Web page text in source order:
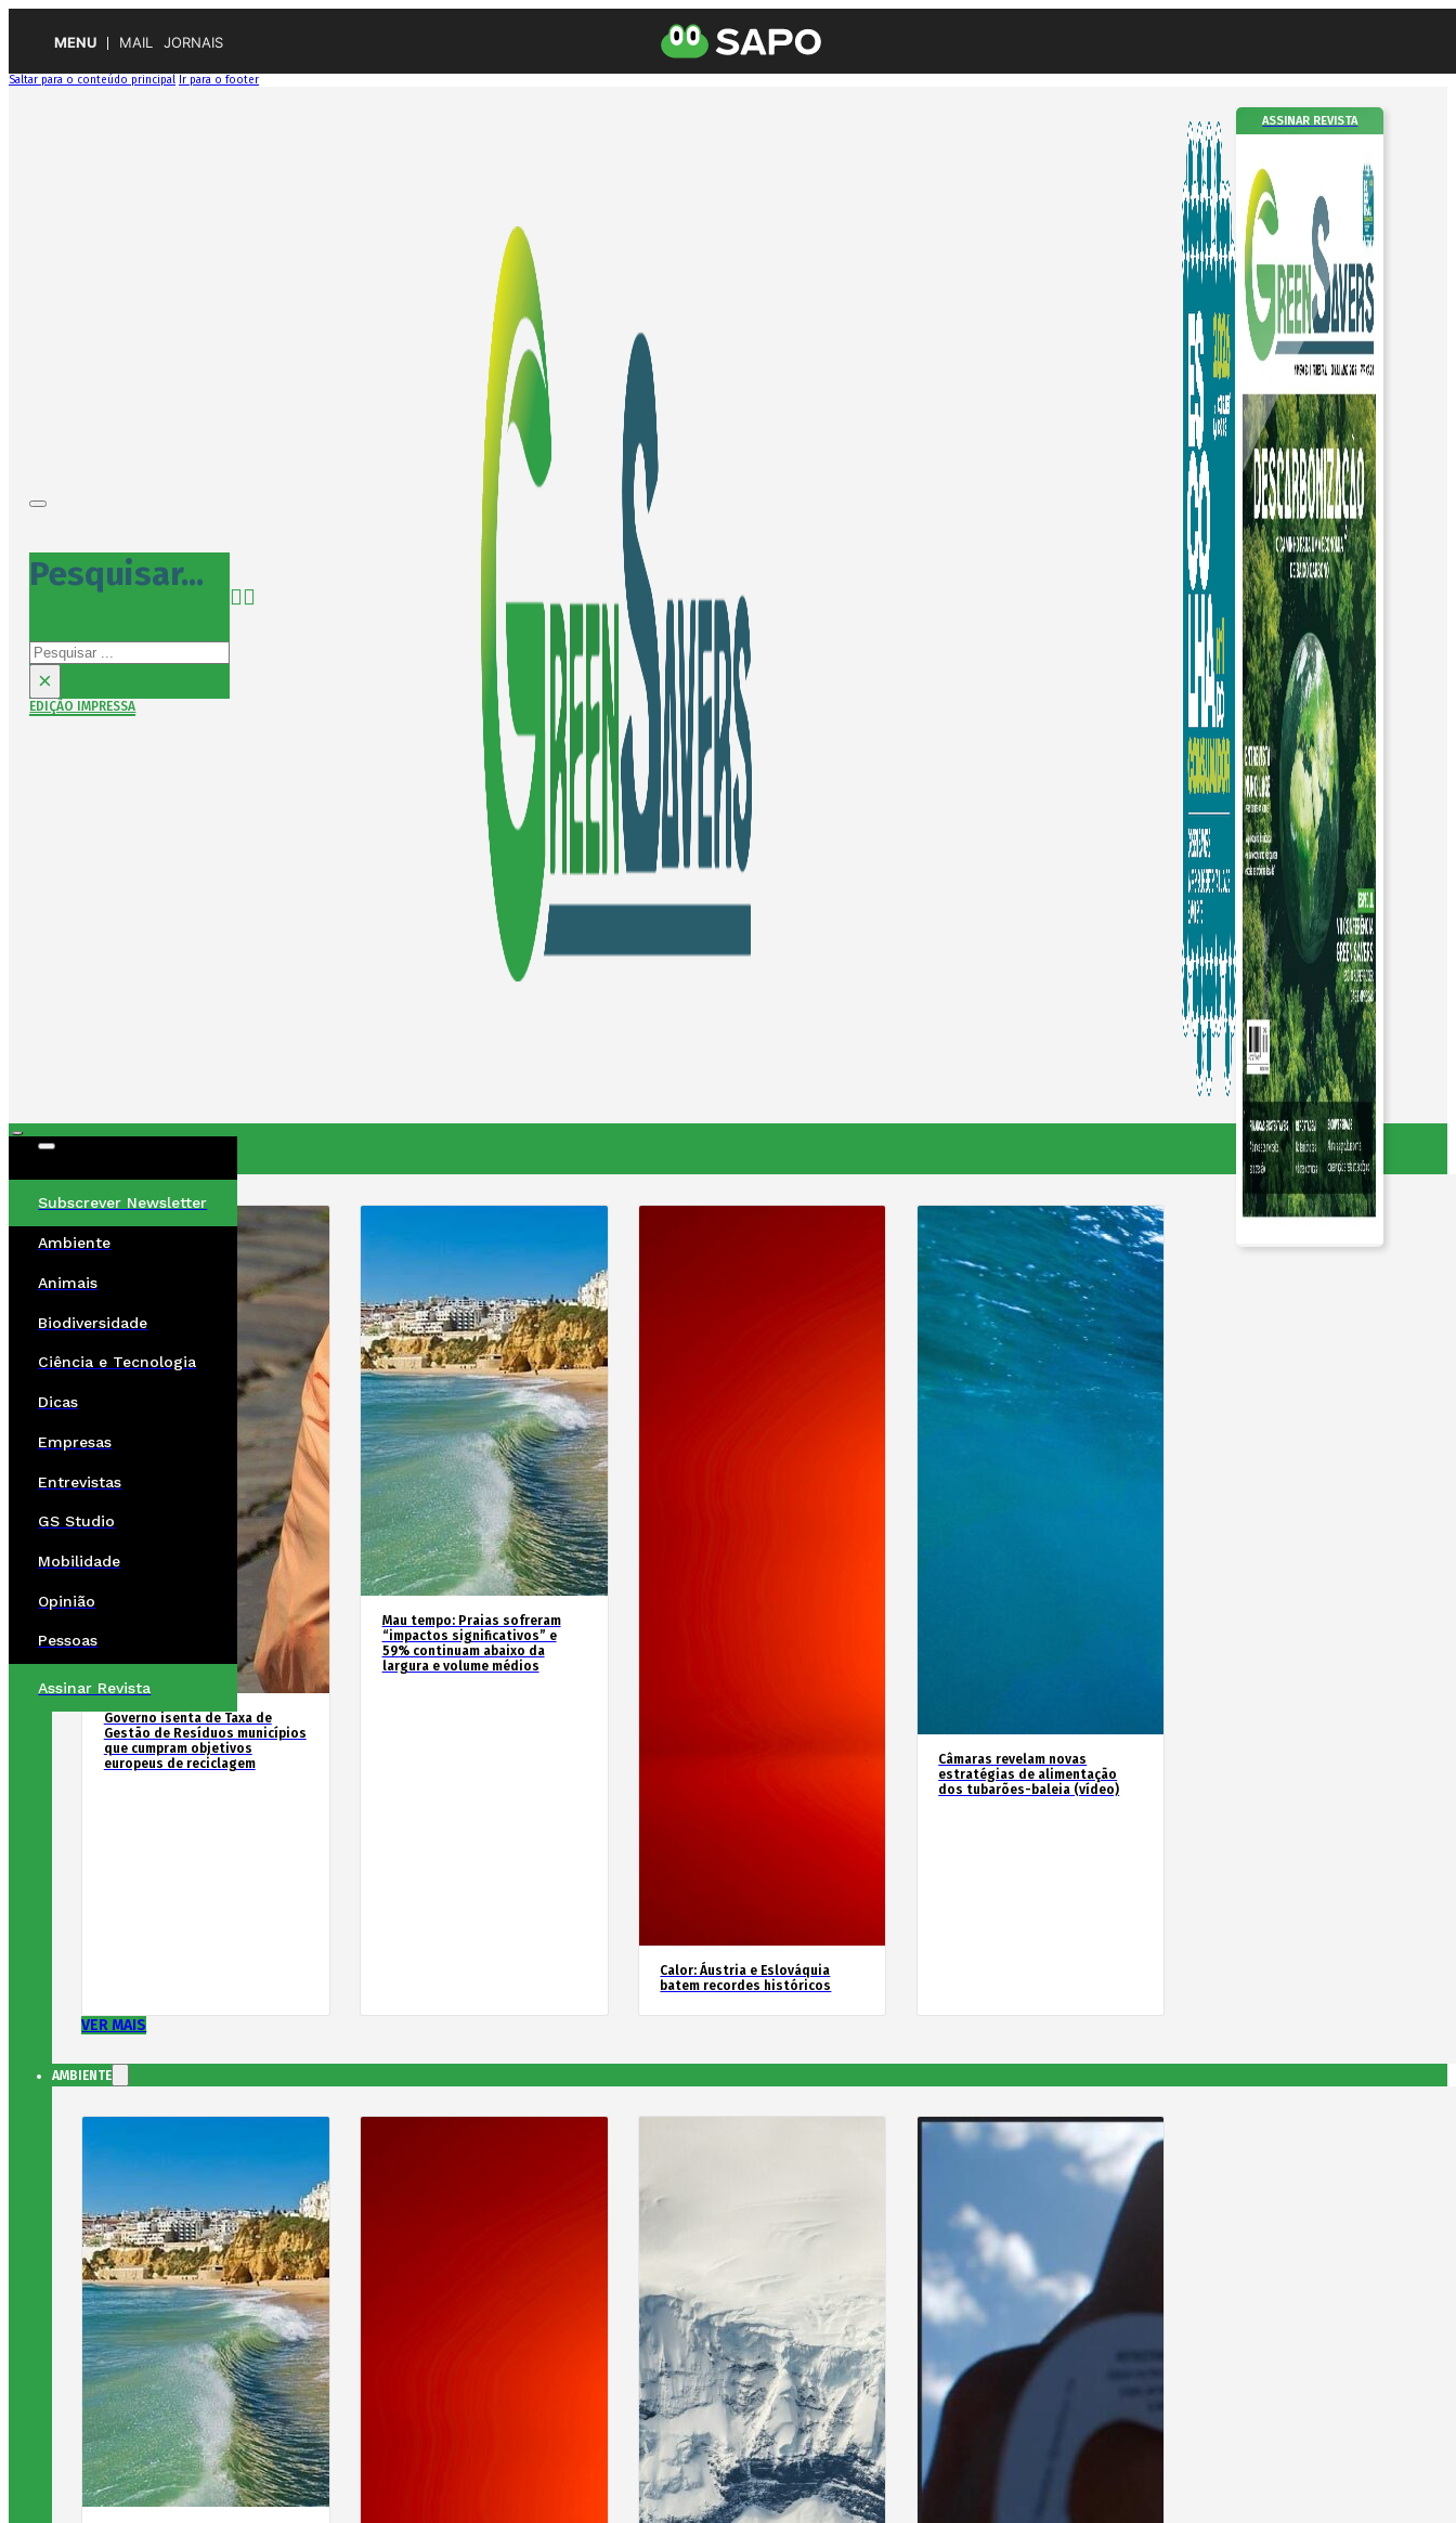
MENU MAIL JORNAIS
Saltar para o conteúdo principal Ir para o footer
Pesquisar...
Pesquisar
×
EDIÇÃO IMPRESSA
ASSINAR REVISTA
Subscrever Newsletter
Ambiente
Animais
Biodiversidade
Ciência e Tecnologia
Dicas
Empresas
Entrevistas
GS Studio
Mobilidade
Opinião
Pessoas
Assinar Revista
Governo isenta de Taxa de
Gestão de Resíduos municípios
que cumpram objetivos
europeus de reciclagem
Mau tempo: Praias sofreram
“impactos significativos” e
59% continuam abaixo da
largura e volume médios
Calor: Áustria e Eslováquia
batem recordes históricos
Câmaras revelam novas
estratégias de alimentação
dos tubarões-baleia (vídeo)
VER MAIS
AMBIENTE